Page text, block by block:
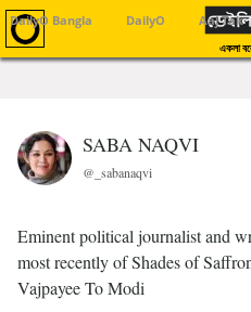
DailyO Bangla DailyO Aaj Tak
একলা
SABA NAQVI
@_sabanaqvi
Eminent political journalist and
most recently of Shades of
Vajpayee To Modi